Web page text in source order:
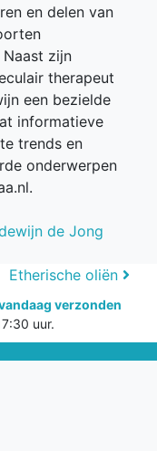
en delen van
zijn
therapeut
een bezielde
informatieve
trends en
onderwerpen
de Jong
Etherische oliën
verzonden
uur.